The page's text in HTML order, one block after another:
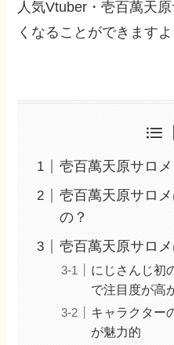
人気Vtuber・壱百萬天
くなることができますよ
壱百萬天原サロメ
壱百萬天原サロ
の？
壱百萬天原サロ
にじさんじ初
で注目度が高
キャラクター
が魅力的